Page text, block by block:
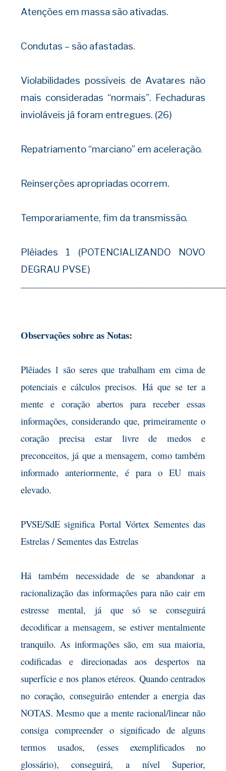
Atenções em massa são ativadas.
Condutas – são afastadas.
Violabilidades possíveis de Avatares não
mais consideradas “normais”. Fechaduras
invioláveis já foram entregues. (26)
Repatriamento “marciano” em aceleração.
Reinserções apropriadas ocorrem.
Temporariamente, fim da transmissão.
Plêiades 1 (POTENCIALIZANDO NOVO
DEGRAU PVSE)
Observações sobre as Notas:
Plêiades 1 são seres que trabalham em cima de
potenciais e cálculos precisos. Há que se ter a
mente e coração abertos para receber essas
informações, considerando que, primeiramente o
coração precisa estar livre de medos e
preconceitos, já que a mensagem, como também
informado anteriormente, é para o EU mais
elevado.
PVSE/SdE significa Portal Vórtex Sementes das
Estrelas / Sementes das Estrelas
Há também necessidade de se abandonar a
racionalização das informações para não cair em
estresse mental, já que só se conseguirá
decodificar a mensagem, se estiver mentalmente
tranquilo. As informações são, em sua maioria,
codificadas e direcionadas aos despertos na
superfície e nos planos etéreos. Quando centrados
no coração, conseguirão entender a energia das
NOTAS. Mesmo que a mente racional/linear não
consiga compreender o significado de alguns
termos usados, (esses exemplificados no
glossário), conseguirá, a nível Superior,